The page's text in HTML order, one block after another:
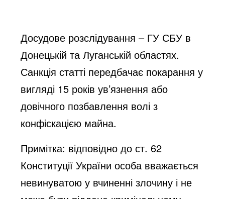
Досудове розслідування – ГУ СБУ в
Донецькій та Луганській областях.
Санкція статті передбачає покарання у
вигляді 15 років ув’язнення або
довічного позбавлення волі з
конфіскацією майна.
Примітка: відповідно до ст. 62
Конституції України особа вважається
невинуватою у вчиненні злочину і не